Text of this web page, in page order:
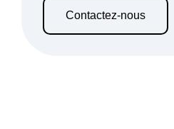
Contactez-nous